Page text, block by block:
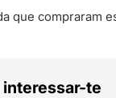
que compraram
interessar-te